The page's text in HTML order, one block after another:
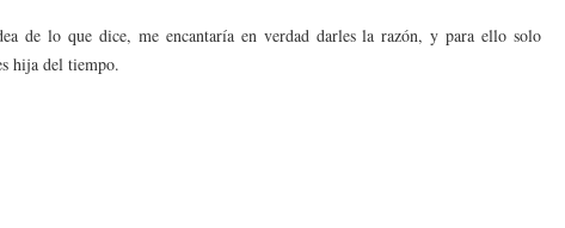
de lo que dice, me encantaría en verdad darles la razón, y para ello solo
hija del tiempo.